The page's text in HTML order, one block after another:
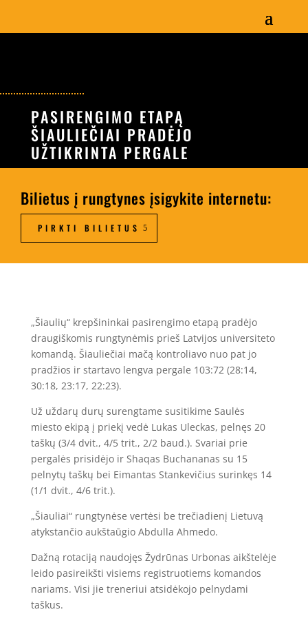
PASIRENGIMO ETAPĄ
ŠIAULIEČIAI PRADĖJO
UŽTIKRINTA PERGALE
Bilietus į rungtynes įsigykite internetu:
PIRKTI BILIETUS
„Šiaulių“ krepšininkai pasirengimo etapą pradėjo
draugiškomis rungtynėmis prieš Latvijos universiteto
komandą. Šiauliečiai mačą kontroliavo nuo pat jo
pradžios ir startavo lengva pergale 103:72 (28:14,
30:18, 23:17, 22:23).
Už uždarų durų surengtame susitikime Saulės
miesto ekipą į priekį vedė Lukas Uleckas, pelnęs 20
taškų (3/4 dvit., 4/5 trit., 2/2 baud.). Svariai prie
pergalės prisidėjo ir Shaqas Buchananas su 15
pelnytų taškų bei Eimantas Stankevičius surinkęs 14
(1/1 dvit., 4/6 trit.).
„Šiauliai“ rungtynėse vertėsi be trečiadienį Lietuvą
atykstančio aukštaūgio Abdulla Ahmedo.
Dažną rotaciją naudojęs Žydrūnas Urbonas aikštelėje
leido pasireikšti visiems registruotiems komandos
nariams. Visi jie treneriui atsidėkojo pelnydami
taškus.